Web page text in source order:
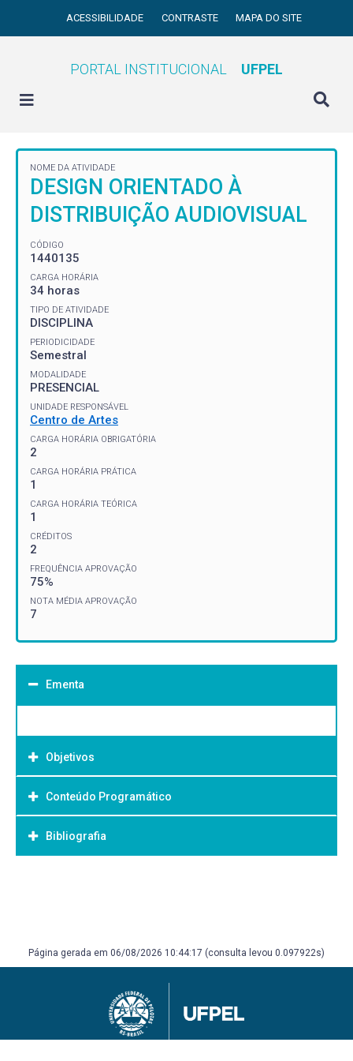
ACESSIBILIDADE CONTRASTE MAPA DO SITE
PORTAL INSTITUCIONAL UFPEL
NOME DA ATIVIDADE
DESIGN ORIENTADO À
DISTRIBUIÇÃO AUDIOVISUAL
CÓDIGO
1440135
CARGA HORÁRIA
34 horas
TIPO DE ATIVIDADE
DISCIPLINA
PERIODICIDADE
Semestral
MODALIDADE
PRESENCIAL
UNIDADE RESPONSÁVEL
Centro de Artes
CARGA HORÁRIA OBRIGATÓRIA
2
CARGA HORÁRIA PRÁTICA
1
CARGA HORÁRIA TEÓRICA
1
CRÉDITOS
2
FREQUÊNCIA APROVAÇÃO
75%
NOTA MÉDIA APROVAÇÃO
7
Ementa
Objetivos
Objetivo Geral:
Conteúdo Programático
Bibliografia
Página gerada em 06/08/2026 10:44:17 (consulta levou 0.097922s)